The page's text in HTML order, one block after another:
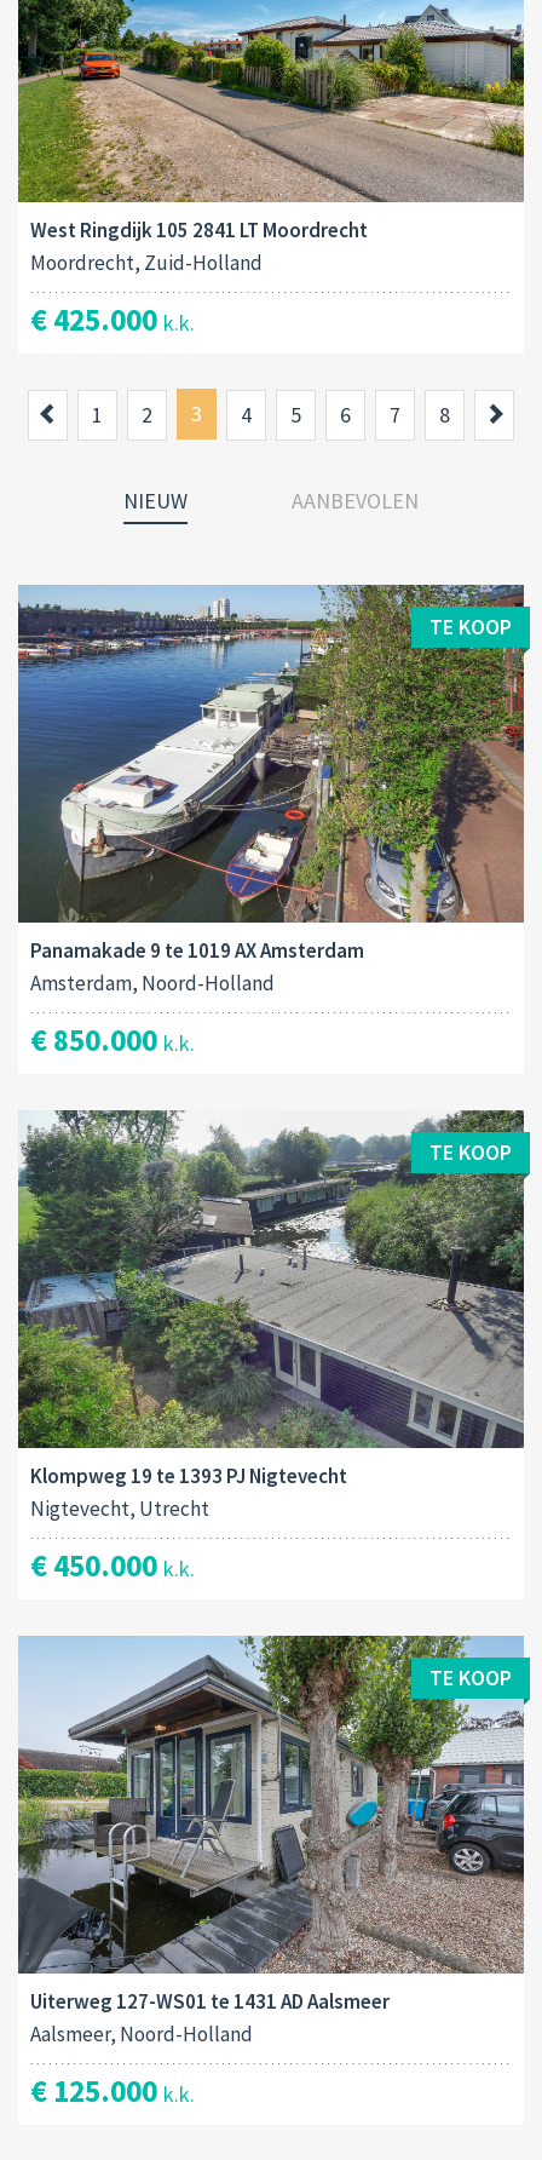
West Ringdijk 105 2841 LT Moordrecht
Moordrecht, Zuid-Holland
€ 425.000 k.k.
Previous
1 2 3 4 5 6 7 8
NIEUW AANBEVOLEN
TE KOOP
Panamakade 9 te 1019 AX Amsterdam
Amsterdam, Noord-Holland
€ 850.000 k.k.
TE KOOP
Klompweg 19 te 1393 PJ Nigtevecht
Nigtevecht, Utrecht
€ 450.000 k.k.
TE KOOP
Uiterweg 127-WS01 te 1431 AD Aalsmeer
Aalsmeer, Noord-Holland
€ 125.000 k.k.